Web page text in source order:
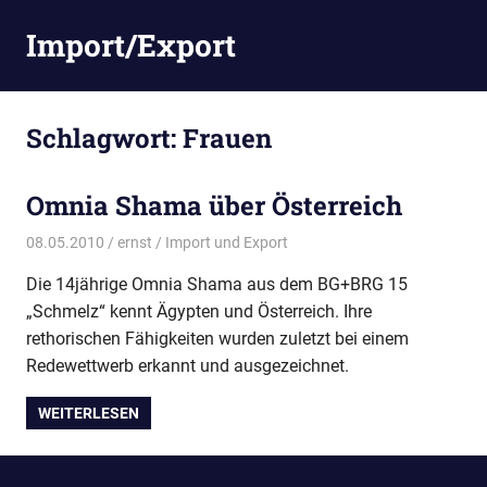
InhaltImport/Export
Schlagwort:Frauen
Omnia Shama über Österreich
08.05.2010 ernst Import und Export
Die 14jährige Omnia Shama aus dem BG+BRG 15
„Schmelz“ kennt Ägypten und Österreich. Ihre
rethorischen Fähigkeiten wurden zuletzt bei einem
Redewettwerb erkannt und ausgezeichnet.
WEITERLESEN